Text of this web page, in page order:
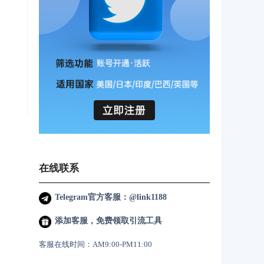
在线联系
Telegram官方客服：@link1188
添加客服，免费领取引流工具
客服在线时间：AM9:00-PM11:00